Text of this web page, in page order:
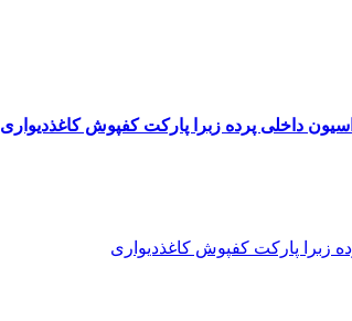
داخلی پرده زبرا پارکت کفپوش کاغذدیواری